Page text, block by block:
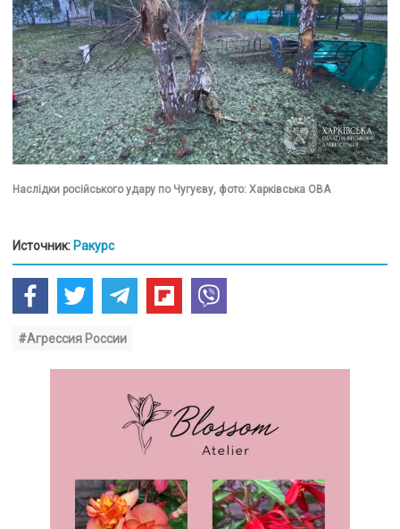
Наслідки російського удару по Чугуєву, фото: Харківська ОВА
Источник: Ракурс
#Агрессия России